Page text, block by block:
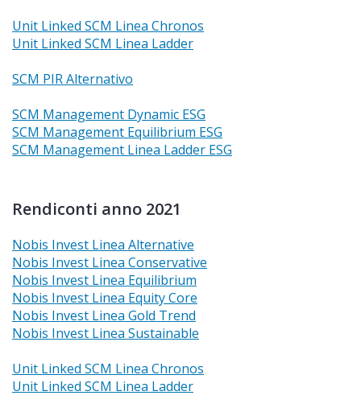
Unit Linked SCM Linea Chronos
Unit Linked SCM Linea Ladder
SCM PIR Alternativo
SCM Management Dynamic ESG
SCM Management Equilibrium ESG
SCM Management Linea Ladder ESG
Rendiconti anno 2021
Nobis Invest Linea Alternative
Nobis Invest Linea Conservative
Nobis Invest Linea Equilibrium
Nobis Invest Linea Equity Core
Nobis Invest Linea Gold Trend
Nobis Invest Linea Sustainable
Unit Linked SCM Linea Chronos
Unit Linked SCM Linea Ladder